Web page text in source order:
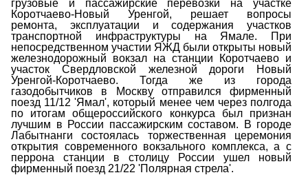
грузовые и пассажирские перевозки на участке
Коротчаево-Новый Уренгой, решает вопросы
ремонта, эксплуатации и содержания участков
транспортной инфраструктуры на Ямале. При
непосредственном участии ЯЖД были открыты новый
железнодорожный вокзал на станции Коротчаево и
участок Свердловской железной дороги Новый
Уренгой-Коротчаево. Тогда же из города
газодобытчиков в Москву отправился фирменный
поезд 11/12 'Ямал', который менее чем через полгода
по итогам общероссийского конкурса был признан
лучшим в России пассажирским составом. В городе
Лабытнанги состоялась торжественная церемония
открытия современного вокзального комплекса, а с
перрона станции в столицу России ушел новый
фирменный поезд 21/22 'Полярная стрела'.